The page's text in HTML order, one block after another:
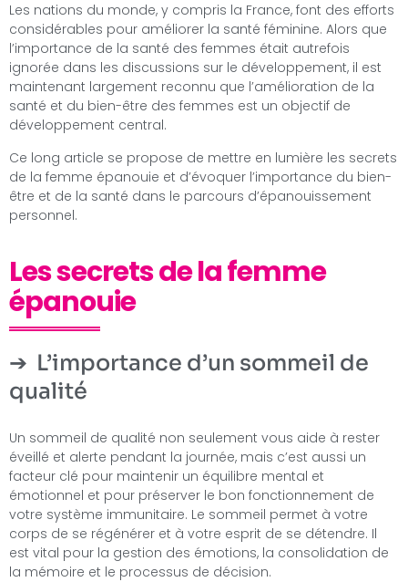
Les nations du monde, y compris la France, font des efforts
considérables pour améliorer la santé féminine. Alors que
l’importance de la santé des femmes était autrefois
ignorée dans les discussions sur le développement, il est
maintenant largement reconnu que l’amélioration de la
santé et du bien-être des femmes est un objectif de
développement central.
Ce long article se propose de mettre en lumière les secrets
de la femme épanouie et d’évoquer l’importance du bien-
être et de la santé dans le parcours d’épanouissement
personnel.
Les secrets de la femme
épanouie
L’importance d’un sommeil de
qualité
Un sommeil de qualité non seulement vous aide à rester
éveillé et alerte pendant la journée, mais c’est aussi un
facteur clé pour maintenir un équilibre mental et
émotionnel et pour préserver le bon fonctionnement de
votre système immunitaire. Le sommeil permet à votre
corps de se régénérer et à votre esprit de se détendre. Il
est vital pour la gestion des émotions, la consolidation de
la mémoire et le processus de décision.